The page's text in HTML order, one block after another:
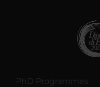
PhD Programmes